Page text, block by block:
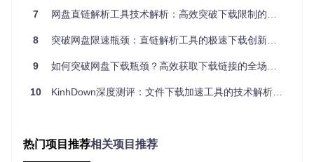
在日常使用网盘的过程中，你是否遇到过以下问题：
下载速度慢：非会员用户下载速度通常被限制在几十KB每
成。
浪费时间和流量。
户端或网页，管理起来非常不便。
7 网盘直链解析工具技术解析：高效突破下载限制的效率工具
8 突破网盘限速瓶颈：直链解析工具的极速下载创新方案
9 如何突破网盘下载瓶颈？高效获取下载链接的全场景解决方案
10 KinhDown深度测评：文件下载加速工具的技术解析与性能验证
热门项目推荐相关项目推荐